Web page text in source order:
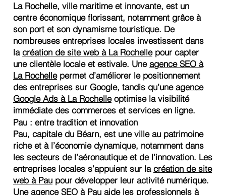
La Rochelle, ville maritime et innovante, est un
centre économique florissant, notamment grâce à
son port et son dynamisme touristique. De
nombreuses entreprises locales investissent dans
lacréation de site web à La Rochellepour capter
une clientèle locale et estivale. Uneagence SEO à
La Rochellepermet d’améliorer le positionnement
des entreprises sur Google, tandis qu’uneagence
Google Ads à La Rochelleoptimise la visibilité
immédiate des commerces et services en ligne.
Pau : entre tradition et innovation
Pau, capitale du Béarn, est une ville au patrimoine
riche et à l’économie dynamique, notamment dans
les secteurs de l’aéronautique et de l’innovation. Les
entreprises locales s’appuient sur lacréation de site
web à Pau pour développer leur activité numérique.
Uneagence SEO à Pau aide les professionnels à